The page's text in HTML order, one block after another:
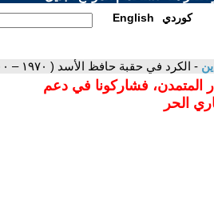
English كوردي
- الكرد في حقبة حافظ الأسد ( ١٩٧٠ – ٢٠٠٠ )
المتمدن، فشاركونا في دعم
الحر